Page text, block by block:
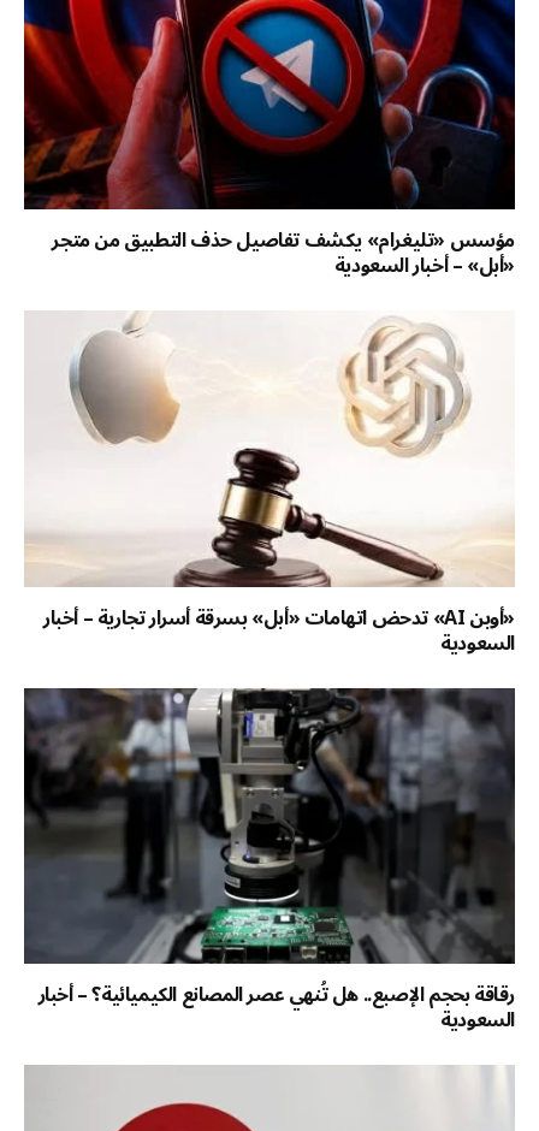
مؤسس «تليغرام» يكشف تفاصيل حذف التطبيق من متجر
«أبل» – أخبار السعودية
«أوبن AI» تدحض اتهامات «أبل» بسرقة أسرار تجارية – أخبار
السعودية
رقاقة بحجم الإصبع.. هل تُنهي عصر المصانع الكيميائية؟ – أخبار
السعودية